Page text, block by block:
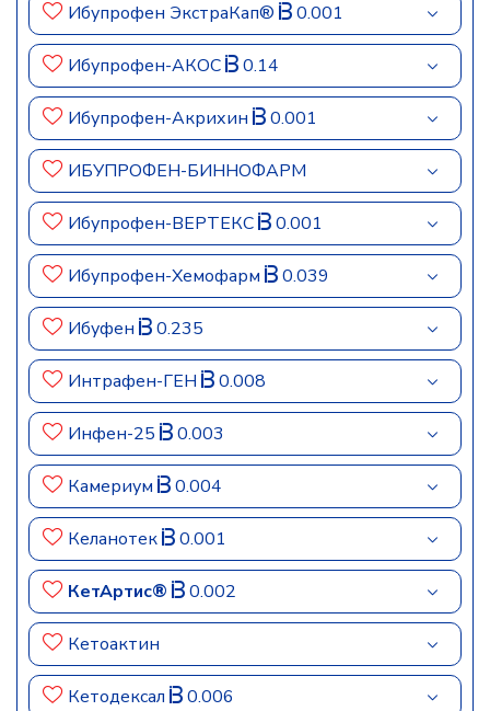
Ибупрофен ЭкстраКап® 0.001
Ибупрофен-АКОС 0.14
Ибупрофен-Акрихин 0.001
ИБУПРОФЕН-БИННОФАРМ
Ибупрофен-ВЕРТЕКС 0.001
Ибупрофен-Хемофарм 0.039
Ибуфен 0.235
Интрафен-ГЕН 0.008
Инфен-25 0.003
Камериум 0.004
Келанотек 0.001
КетАртис® 0.002
Кетоактин
Кетодексал 0.006